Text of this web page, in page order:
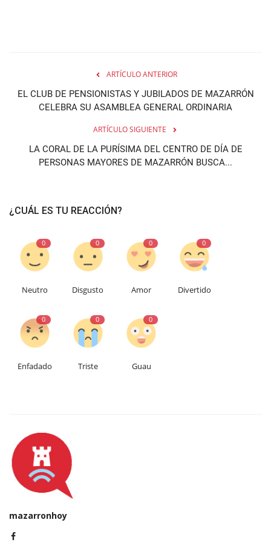
ARTÍCULO ANTERIOR
EL CLUB DE PENSIONISTAS Y JUBILADOS DE MAZARRÓN
CELEBRA SU ASAMBLEA GENERAL ORDINARIA
ARTÍCULO SIGUIENTE
LA CORAL DE LA PURÍSIMA DEL CENTRO DE DÍA DE
PERSONAS MAYORES DE MAZARRÓN BUSCA...
¿CUÁL ES TU REACCIÓN?
0
Neutro
0
Disgusto
0
Amor
0
Divertido
0
Enfadado
0
Triste
0
Guau
mazarronhoy